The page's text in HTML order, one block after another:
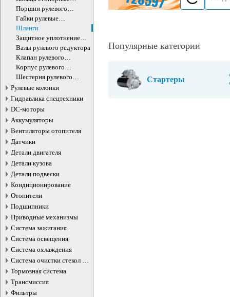
рулевого редуктора
Поршни рулевого
редуктора
Гайки рулевые
редукторы
Шланги
Защитное уплотнение
рулевые редукторы
Валы рулевого редуктора
Клапан рулевого
редуктора
Корпус рулевого
редуктора
Шестерня рулевого
Рулевые колонки
Гидравлика спецтехники
DC-моторы
Аккумуляторы
Вентиляторы отопителя
Датчики
Детали двигателя
Детали кузова
Детали подвески
Кондиционирование
Отопители
Подшипники
Приводные механизмы
Система зажигания
Система освещения
Система охлаждения
Система очистки стекол и
фар
Тормозная система
Трансмиссия
Фильтры
Популярные категории
Стартеры